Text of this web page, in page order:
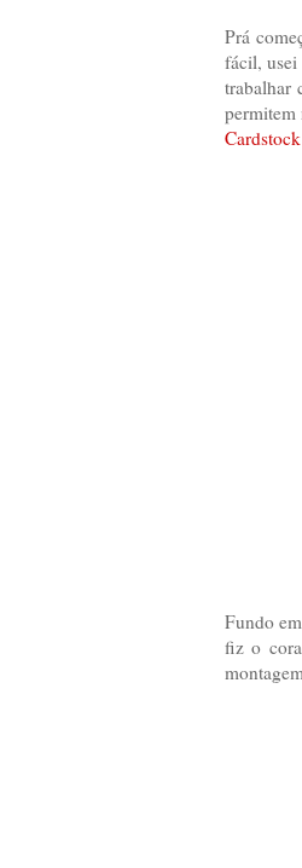
Prá
fácil, usei
trabalhar
permitem
Fundo
fiz o